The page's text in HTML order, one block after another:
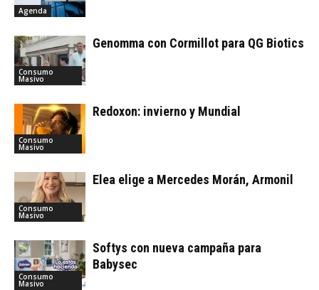
Agenda
Consumo
Masivo
Genomma con Cormillot para QG Biotics
Consumo
Masivo
Redoxon: invierno y Mundial
Consumo
Masivo
Elea elige a Mercedes Morán, Armonil
Consumo
Masivo
Softys con nueva campaña para
Babysec